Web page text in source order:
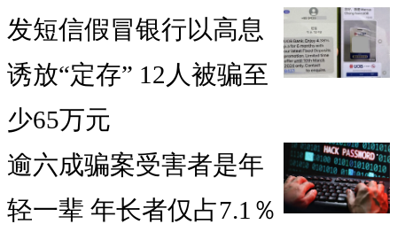
发短信假冒银行以高息
诱放“定存” 12人被骗至
少65万元
逾六成骗案受害者是年
轻一辈 年长者仅占7.1％